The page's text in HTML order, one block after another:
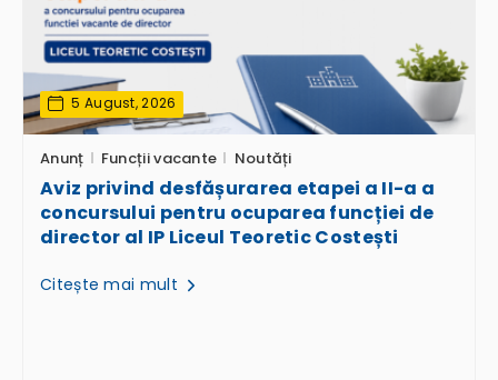
5 August, 2026
Anunț Funcții vacante Noutăți
Aviz privind desfășurarea etapei a II-a a
concursului pentru ocuparea funcției de
director al IP Liceul Teoretic Costești
Citește mai mult